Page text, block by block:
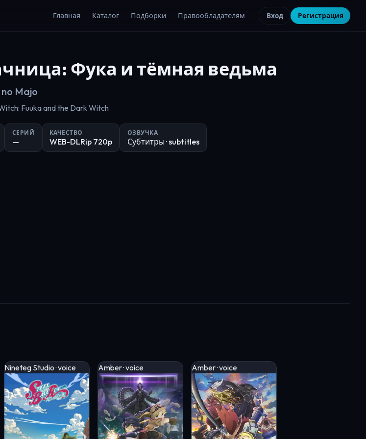
Главная Каталог Подборки Правообладателям Вход Регистрация
Фука и тёмная ведьма
Majo
Fuuka and the Dark Witch
СЕРИЙ
—
КАЧЕСТВО
WEB-DLRip 720p
ОЗВУЧКА
Субтитры · subtitles
Nineteg Studio · voice Amber · voice Amber · voice